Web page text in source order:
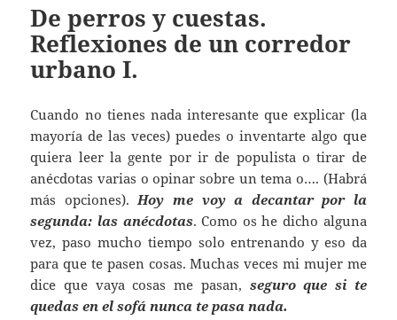
De perros y cuestas.
Reflexiones de un corredor
urbano I.
Cuando no tienes nada interesante que explicar (la
mayoría de las veces) puedes o inventarte algo que
quiera leer la gente por ir de populista o tirar de
anécdotas varias o opinar sobre un tema o…. (Habrá
más opciones). Hoy me voy a decantar por la
segunda: las anécdotas. Como os he dicho alguna
vez, paso mucho tiempo solo entrenando y eso da
para que te pasen cosas. Muchas veces mi mujer me
dice que vaya cosas me pasan, seguro que si te
quedas en el sofá nunca te pasa nada.